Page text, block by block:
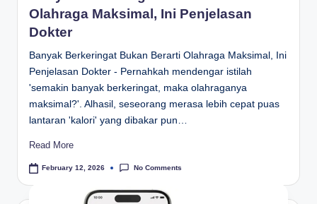
Olahraga Maksimal, Ini Penjelasan
Dokter
Banyak Berkeringat Bukan Berarti Olahraga Maksimal, Ini
Penjelasan Dokter - Pernahkah mendengar istilah
'semakin banyak berkeringat, maka olahraganya
maksimal?'. Alhasil, seseorang merasa lebih cepat puas
lantaran 'kalori' yang dibakar pun…
Read More
February 12, 2026 No Comments